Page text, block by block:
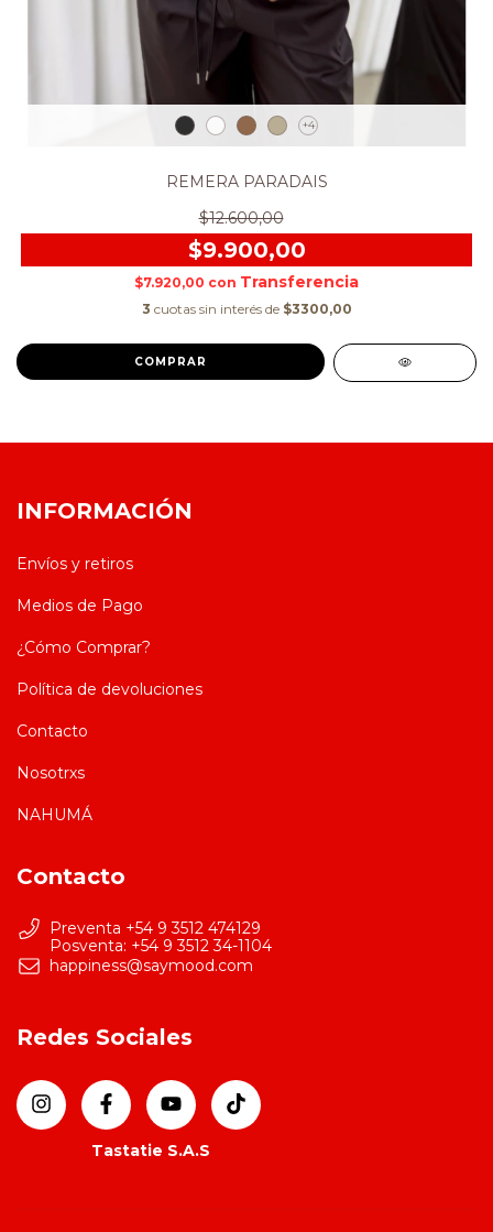
+4
REMERA PARADAIS
$12.600,00
$9.900,00
$7.920,00 con
3 cuotas sin interés de $3300,00
COMPRAR
INFORMACIÓN
Envíos y retiros
Medios de Pago
¿Cómo Comprar?
Política de devoluciones
Contacto
Nosotrxs
NAHUMÁ
Contacto
Preventa +54 9 3512 474129
happiness@saymood.com
Redes Sociales